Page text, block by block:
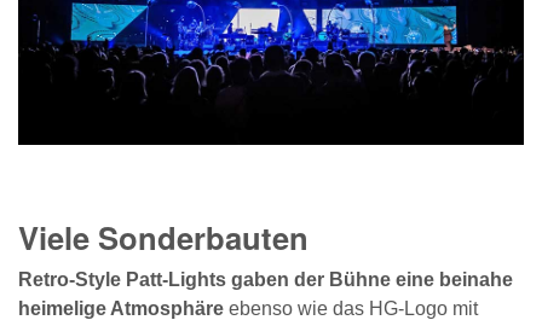
Viele Sonderbauten
Retro-Style Patt-Lights gaben der Bühne eine beinahe
heimelige Atmosphäre ebenso wie das HG-Logo mit